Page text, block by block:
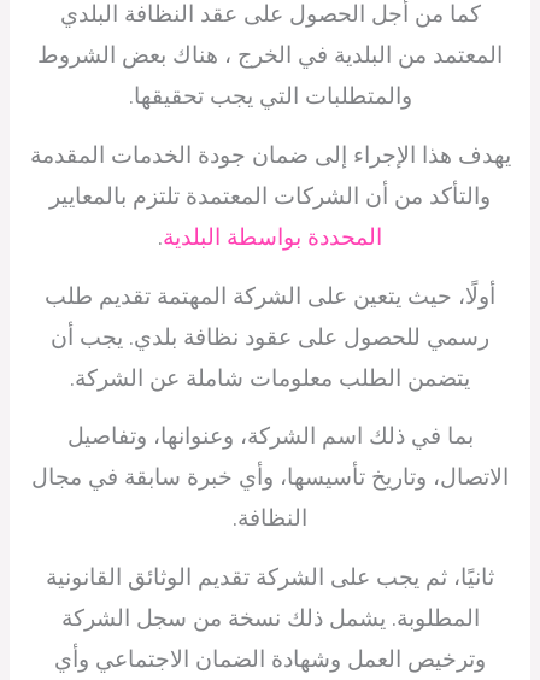
كما من أجل الحصول على عقد النظافة البلدي
المعتمد من البلدية في الخرج ، هناك بعض الشروط
والمتطلبات التي يجب تحقيقها.
يهدف هذا الإجراء إلى ضمان جودة الخدمات المقدمة
والتأكد من أن الشركات المعتمدة تلتزم بالمعايير
المحددة بواسطة البلدية.
أولًا، حيث يتعين على الشركة المهتمة تقديم طلب
رسمي للحصول على عقود نظافة بلدي. يجب أن
يتضمن الطلب معلومات شاملة عن الشركة.
بما في ذلك اسم الشركة، وعنوانها، وتفاصيل
الاتصال، وتاريخ تأسيسها، وأي خبرة سابقة في مجال
النظافة.
ثانيًا، ثم يجب على الشركة تقديم الوثائق القانونية
المطلوبة. يشمل ذلك نسخة من سجل الشركة
وترخيص العمل وشهادة الضمان الاجتماعي وأي